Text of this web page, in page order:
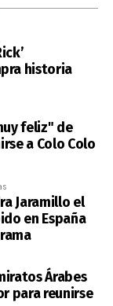
historia
feliz" de
a Colo Colo
Jaramillo el
en España
Árabes
para reunirse